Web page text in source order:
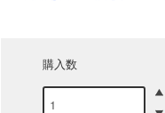
購入数